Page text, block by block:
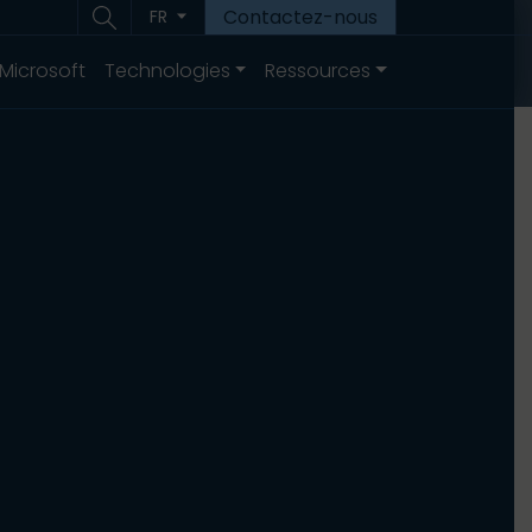
FR
Contactez-nous
Technologies Ressources